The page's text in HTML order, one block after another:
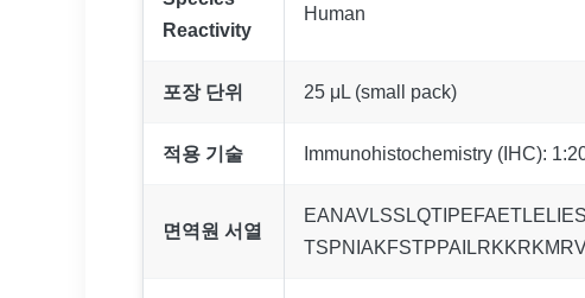
Reactivity
Human
포장 단위 25 μL (small pack)
적용 기술 Immunohistochemistry (IHC):
면역원 서열